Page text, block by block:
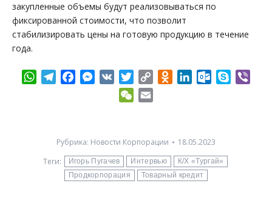
закупленные объемы будут реализовываться по
фиксированной стоимости, что позволит
стабилизировать цены на готовую продукцию в течение
года.
WhatsApp
TelegramFacebookMessenger
VK Twitter
Copy
Odnoklassniki
LinkedInOutlook.com
Skype
WeChat
Рубрика: Новости Корпорации
18.05.2023
Теги:
Игорь Пугачев Интервью
К/Х «Тургай»
Продкорпорация
Товарный кредит